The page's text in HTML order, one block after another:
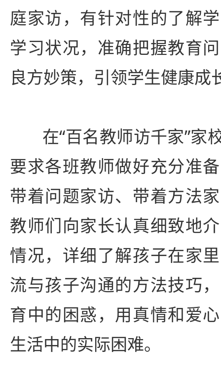
庭家访，有针对性的了解
学习状况，准确把握教育
良方妙策，引领学生健康成
在“百名教师访千家”家
要求各班教师做好充分准
带着问题家访、带着方法
教师们向家长认真细致地
情况，详细了解孩子在家
流与孩子沟通的方法技巧
育中的困惑，用真情和爱
生活中的实际困难。